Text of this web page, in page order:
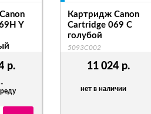
р.
Y
11 024 р.
нет в наличии
Картридж Canon
Cartridge 069 C
голубой
5093C002